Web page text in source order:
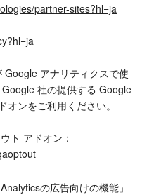
partner-sites?hl=ja
Google アナリティクスで使
社の提供する Google
ンをご利用ください。
ト アドオン：
の広告向けの機能」